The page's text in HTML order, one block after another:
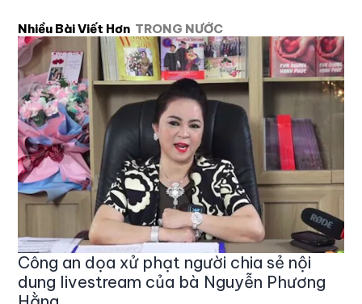
Nhiều Bài Viết Hơn TRONG NƯỚC
Công an dọa xử phạt người chia sẻ nội
dung livestream của bà Nguyễn Phương